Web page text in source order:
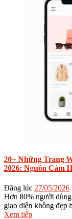
20+ Những Trang
2026: Nguồn Cảm
Đăng lúc 27/05/2026
Hơn 80% người
giao diện không đẹp
Xem tiếp